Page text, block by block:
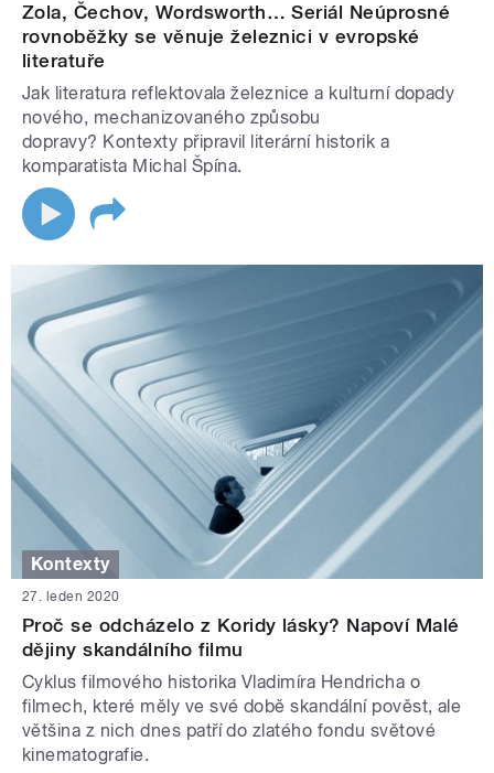
Zola, Čechov, Wordsworth… Seriál Neúprosné
rovnoběžky se věnuje železnici v evropské
literatuře
Jak literatura reflektovala železnice a kulturní dopady
nového, mechanizovaného způsobu
dopravy? Kontexty připravil literární historik a
komparatista Michal Špína.
Kontexty
27. leden 2020
Proč se odcházelo z Koridy lásky? Napoví Malé
dějiny skandálního filmu
Cyklus filmového historika Vladimíra Hendricha o
filmech, které měly ve své době skandální pověst, ale
většina z nich dnes patří do zlatého fondu světové
kinematografie.